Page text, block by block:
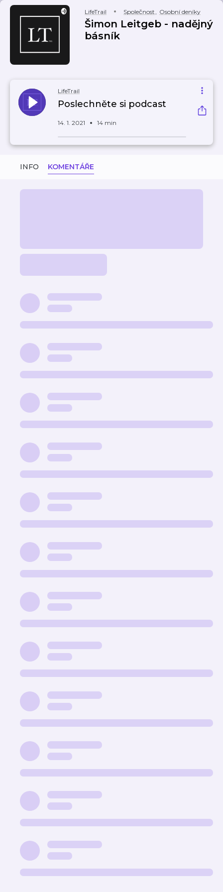
LifeTrail Společnost, Osobní deníky
Šimon Leitgeb - nadějný
básník
LifeTrail
Poslechněte si podcast
14. 1. 2021 14 min
INFO KOMENTÁŘE